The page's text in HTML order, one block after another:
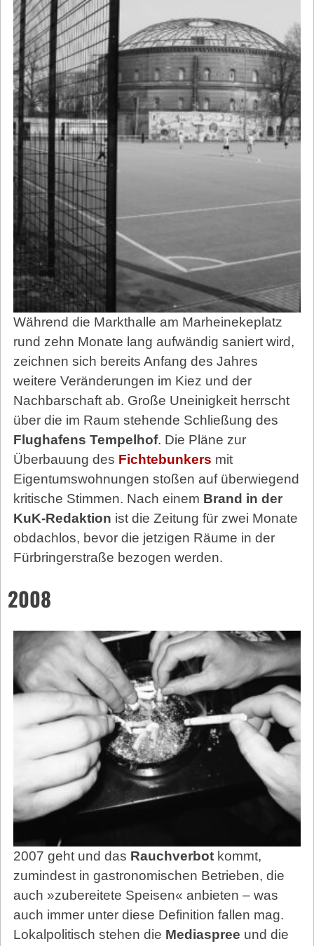
Während die Markthalle am Marheinekeplatz
rund zehn Monate lang aufwändig saniert wird,
zeichnen sich bereits Anfang des Jahres
weitere Veränderungen im Kiez und der
Nachbarschaft ab. Große Uneinigkeit herrscht
über die im Raum stehende Schließung des
Flughafens Tempelhof. Die Pläne zur
Überbauung des Fichtebunkers mit
Eigentumswohnungen stoßen auf überwiegend
kritische Stimmen. Nach einem Brand in der
KuK-Redaktion ist die Zeitung für zwei Monate
obdachlos, bevor die jetzigen Räume in der
Fürbringerstraße bezogen werden.
2008
2007 geht und das Rauchverbotkommt,
zumindest in gastronomischen Betrieben, die
auch »zubereitete Speisen« anbieten – was
auch immer unter diese Definition fallen mag.
Lokalpolitisch stehen die Media­spree und die